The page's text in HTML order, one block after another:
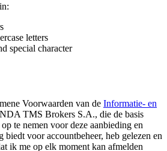
letters
special character
Voorwaarden van de Informatie- en
TMS Brokers S.A., die de basis
te nemen voor deze aanbieding en
biedt voor accountbeheer, heb gelezen en
ik me op elk moment kan afmelden